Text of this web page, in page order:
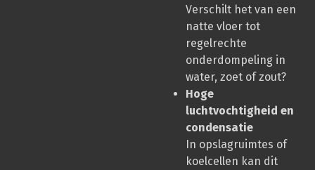
Verschilt het van een
natte vloer tot
regelrechte
onderdompeling in
water, zoet of zout?
Hoge
luchtvochtigheid en
condensatie
In opslagruimtes of
koelcellen kan dit